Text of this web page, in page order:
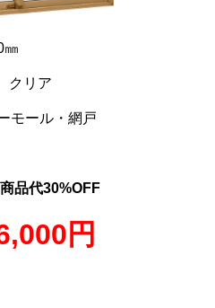
㎜
クリア
モール・網戸
品代30%OFF
円